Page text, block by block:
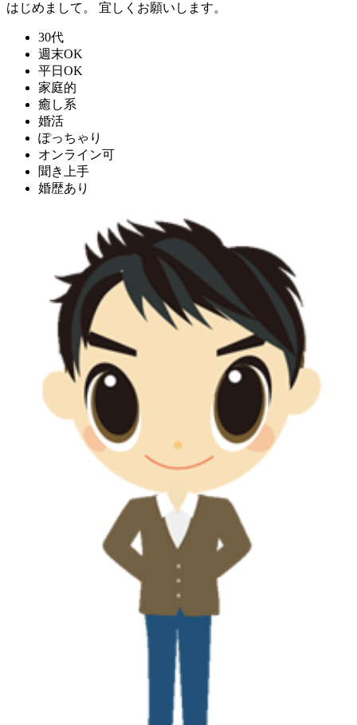
はじめまして。 宜しくお願いします。
30代
週末OK
平日OK
家庭的
癒し系
婚活
ぽっちゃり
オンライン可
聞き上手
婚歴あり